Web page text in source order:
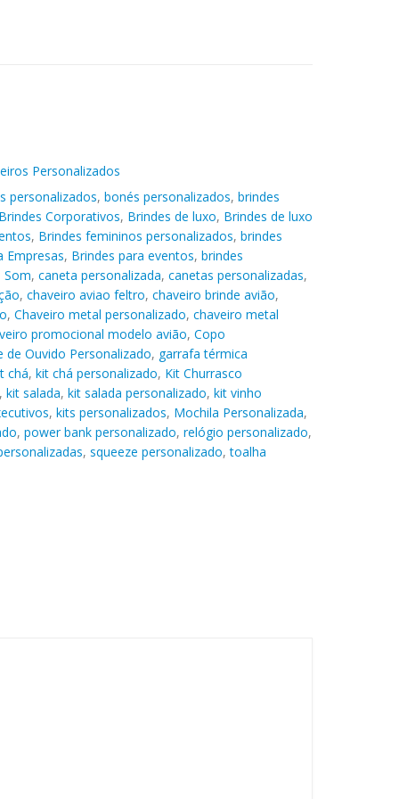
Personalizados
personalizados, bonés personalizados, brindes
Corporativos, Brindes de luxo, Brindes de luxo
, Brindes femininos personalizados, brindes
Empresas, Brindes para eventos, brindes
Som, caneta personalizada, canetas personalizadas,
, chaveiro aviao feltro, chaveiro brinde avião,
, Chaveiro metal personalizado, chaveiro metal
promocional modelo avião, Copo
de Ouvido Personalizado, garrafa térmica
chá, kit chá personalizado, Kit Churrasco
kit salada, kit salada personalizado, kit vinho
, kits personalizados, Mochila Personalizada,
, power bank personalizado, relógio personalizado,
, squeeze personalizado,toalha